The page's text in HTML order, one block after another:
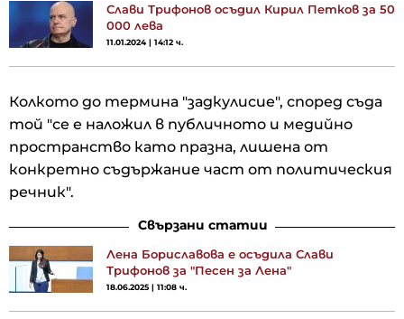
Слави Трифонов осъдил Кирил Петков за 50
000 лева
11.01.2024 | 14:12 ч.
Колкото до термина "задкулисие", според съда
той "се е наложил в публичното и медийно
пространство като празна, лишена от
конкретно съдържание част от политическия
речник".
Свързани статии
Лена Бориславова е осъдила Слави
Трифонов за "Песен за Лена"
18.06.2025 | 11:08 ч.